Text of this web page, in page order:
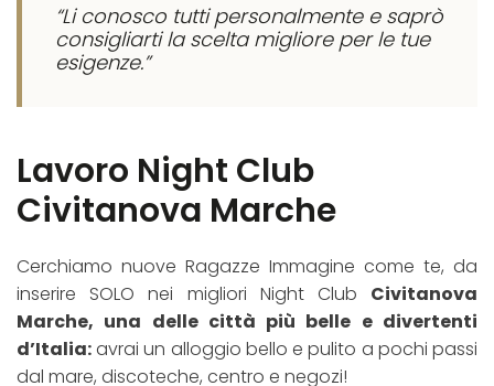
“Li conosco tutti personalmente e saprò
consigliarti la scelta migliore per le tue
esigenze.”
Lavoro Night Club
Civitanova Marche
Cerchiamo nuove Ragazze Immagine come te, da
inserire SOLO nei migliori Night Club Civitanova
Marche, una delle città più belle e divertenti
d’Italia:avrai un alloggio bello e pulito a pochi passi
dal mare, discoteche, centro e negozi!